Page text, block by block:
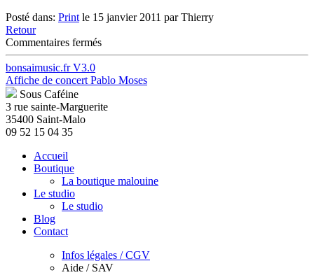
Posté dans: Print le 15 janvier 2011 par Thierry
Retour
Commentaires ferméssur
Pablo
"the
in
bonsaimusic.fr V3.0
Affiche de concert Pablo Moses
Sous Caféine
3 rue sainte-Marguerite
35400 Saint-Malo
09 52 15 04 35
Accueil
Boutique
La boutique malouine
Le studio
Le studio
Blog
Contact
Infos légales / CGV
Aide / SAV